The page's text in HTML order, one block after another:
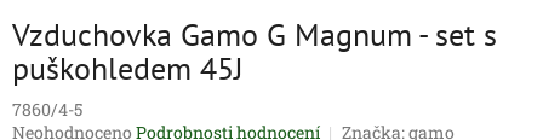
Vzduchovka Gamo G Magnum - set s
puškohledem 45J
7860/4-5
Průměrné
Neohodnoceno Podrobnosti hodnocení Značka:gamo